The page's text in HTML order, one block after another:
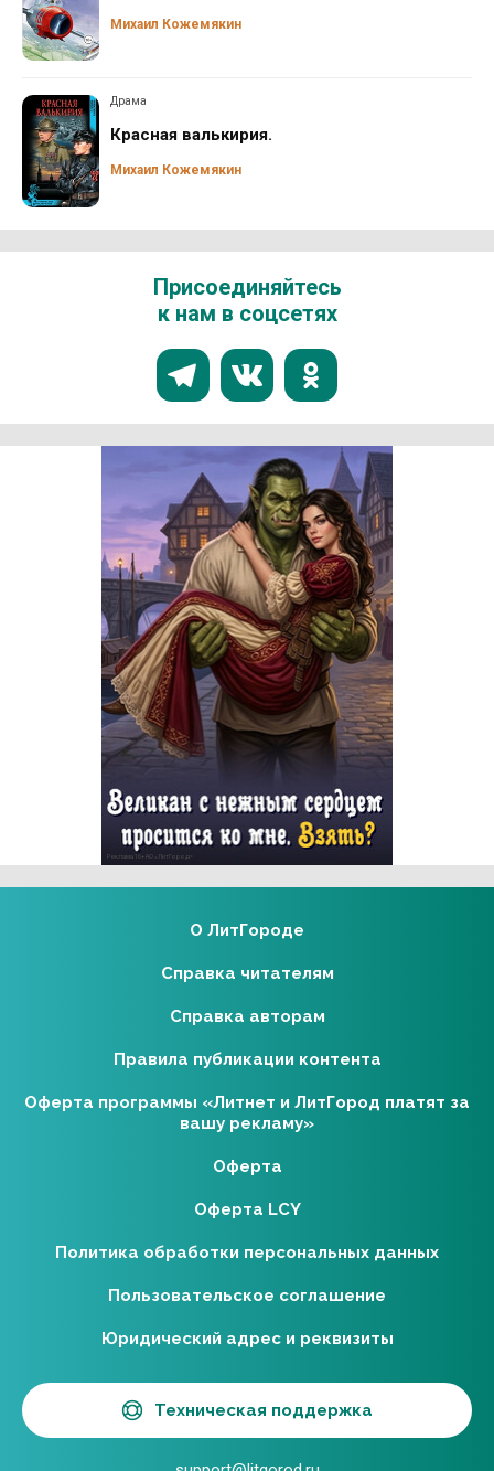
Михаил Кожемякин
Драма
Красная валькирия.
Михаил Кожемякин
Присоединяйтесь
к нам в соцсетях
Реклама 16+ АО «ЛитГород»
О ЛитГороде
Справка читателям
Справка авторам
Правила публикации контента
Оферта программы «Литнет и ЛитГород платят за
вашу рекламу»
Оферта
Оферта LCY
Политика обработки персональных данных
Пользовательское соглашение
Юридический адрес и реквизиты
Техническая поддержка